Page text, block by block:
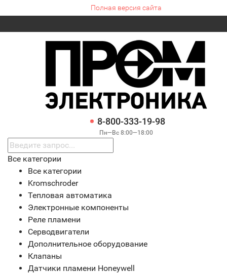
Полная версия сайта
8-800-333-19-98
Пн—Вс 8:00—18:00
Все категории
Все категории
Kromschroder
Тепловая автоматика
Электронные компоненты
Реле пламени
Серводвигатели
Дополнительное оборудование
Клапаны
Датчики пламени Honeywell